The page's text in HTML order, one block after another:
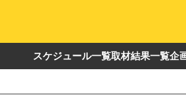
スケジュール一覧取材結果一覧企